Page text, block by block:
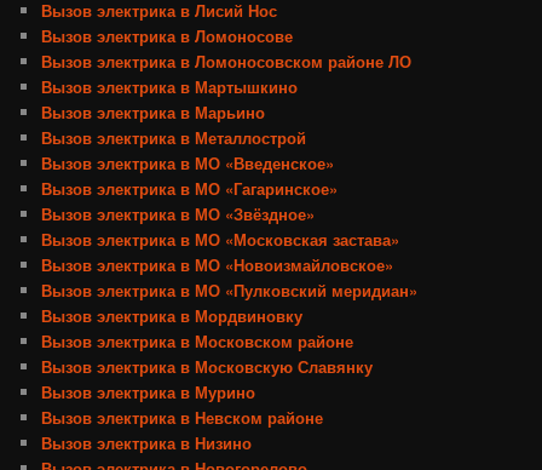
Вызов электрика в Лисий Нос
Вызов электрика в Ломоносове
Вызов электрика в Ломоносовском районе ЛО
Вызов электрика в Мартышкино
Вызов электрика в Марьино
Вызов электрика в Металлострой
Вызов электрика в МО «Введенское»
Вызов электрика в МО «Гагаринское»
Вызов электрика в МО «Звёздное»
Вызов электрика в МО «Московская застава»
Вызов электрика в МО «Новоизмайловское»
Вызов электрика в МО «Пулковский меридиан»
Вызов электрика в Мордвиновку
Вызов электрика в Московском районе
Вызов электрика в Московскую Славянку
Вызов электрика в Мурино
Вызов электрика в Невском районе
Вызов электрика в Низино